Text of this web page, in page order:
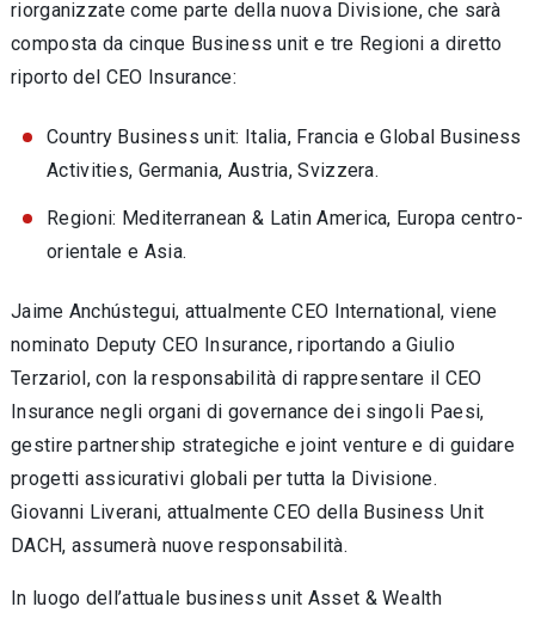
riorganizzate come parte della nuova Divisione, che sarà
composta da cinque Business unit e tre Regioni a diretto
riporto del CEO Insurance:
Country Business unit: Italia, Francia e Global Business
Activities, Germania, Austria, Svizzera.
Regioni: Mediterranean & Latin America, Europa centro-
orientale e Asia.
Jaime Anchústegui, attualmente CEO International, viene
nominato Deputy CEO Insurance, riportando a Giulio
Terzariol, con la responsabilità di rappresentare il CEO
Insurance negli organi di governance dei singoli Paesi,
gestire partnership strategiche e joint venture e di guidare
progetti assicurativi globali per tutta la Divisione.
Giovanni Liverani, attualmente CEO della Business Unit
DACH, assumerà nuove responsabilità.
In luogo dell’attuale business unit Asset & Wealth